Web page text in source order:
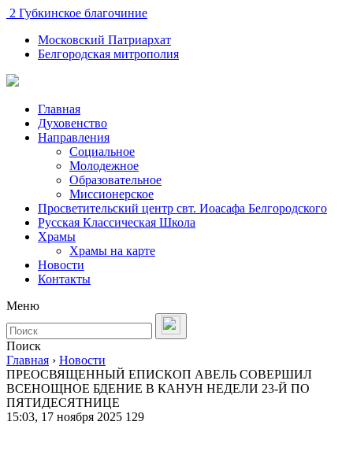
2 Губкинское благочиние
Московский Патриархат
Белгородская митрополия
Главная
Духовенство
Направления
Социальное
Молодежное
Образовательное
Миссионерское
Просветительский центр свт. Иоасафа Белгородского
Русская Классическая Школа
Храмы
Храмы на карте
Новости
Контакты
Меню
Поиск
Главная › Новости
ПРЕОСВЯЩЕННЫЙ ЕПИСКОП АВЕЛЬ СОВЕРШИЛ
ВСЕНОЩНОЕ БДЕНИЕ В КАНУН НЕДЕЛИ 23-Й ПО
ПЯТИДЕСЯТНИЦЕ
15:03, 17 ноября 2025 129